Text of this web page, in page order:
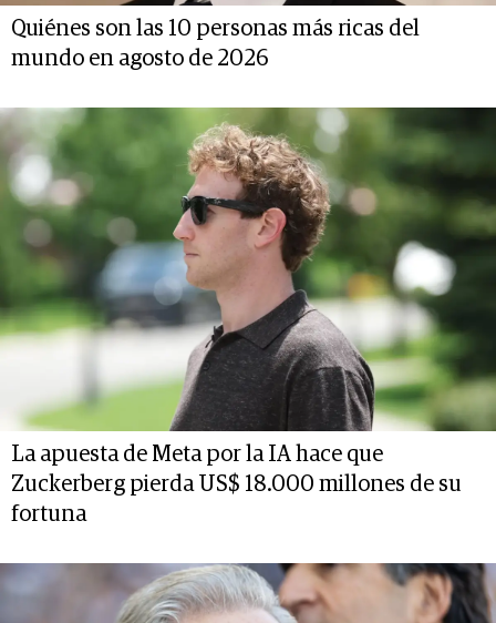
Quiénes son las 10 personas más ricas del
mundo en agosto de 2026
La apuesta de Meta por la IA hace que
Zuckerberg pierda US$ 18.000 millones de su
fortuna